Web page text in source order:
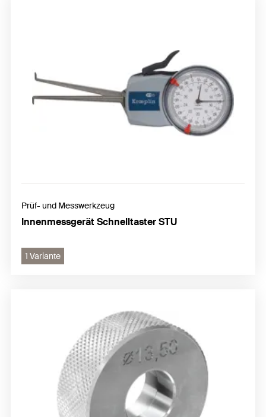
Prüf- und Messwerkzeug
Innenmessgerät Schnelltaster STU
1 Variante